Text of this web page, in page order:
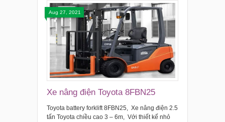
Xe nâng điện Toyota 8FBN25
Toyota battery forklift 8FBN25, Xe nâng điện 2.5
tấn Toyota chiều cao 3 – 6m, Với thiết kế nhỏ
Aug 27, 2021